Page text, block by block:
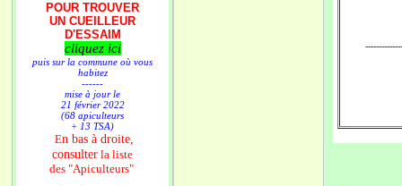
POUR TROUVER
UN CUEILLEUR
D'ESSAIM
cliquez ici
puis sur la commune où vous
habitez
------
mise à jour le
21 février 2022
(68 apiculteurs
+ 13 TSA)
En bas à droite,
consulter la liste
des "Apiculteurs"